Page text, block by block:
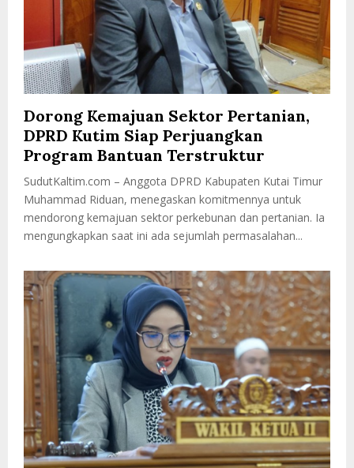
Dorong Kemajuan Sektor Pertanian,
DPRD Kutim Siap Perjuangkan
Program Bantuan Terstruktur
SudutKaltim.com – Anggota DPRD Kabupaten Kutai Timur
Muhammad Riduan, menegaskan komitmennya untuk
mendorong kemajuan sektor perkebunan dan pertanian. Ia
mengungkapkan saat ini ada sejumlah permasalahan...